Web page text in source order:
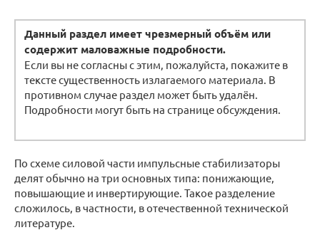
Данный раздел имеет чрезмерный объём или
содержит маловажные подробности.
Если вы не согласны с этим, пожалуйста, покажите в
тексте существенность излагаемого материала. В
противном случае раздел может быть удалён.
Подробности могут быть на странице обсуждения.
По схеме силовой части импульсные стабилизаторы
делят обычно на три основных типа: понижающие,
повышающие и инвертирующие. Такое разделение
сложилось, в частности, в отечественной технической
литературе.